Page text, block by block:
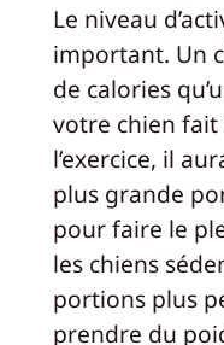
Le niveau
important. Un
de calories
votre chien
l’exercice, il
plus grande
pour faire le
les chiens
portions plus
prendre du